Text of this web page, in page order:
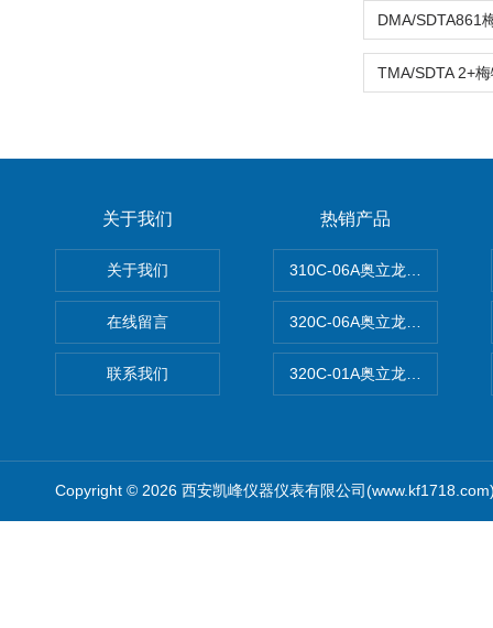
关于我们
关于我们
在线留言
联系我们
热销产品
310C-06A奥立龙实验室台式
320C-06A奥立龙实验室便携
320C-01A奥立龙实验室便携
Copyright © 2026 西安凯峰仪器仪表有限公司